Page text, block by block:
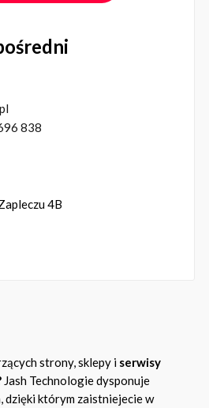
838
4B
strony, sklepy i serwisy
Jash Technologie dysponuje
dzięki którym zaistniejecie w